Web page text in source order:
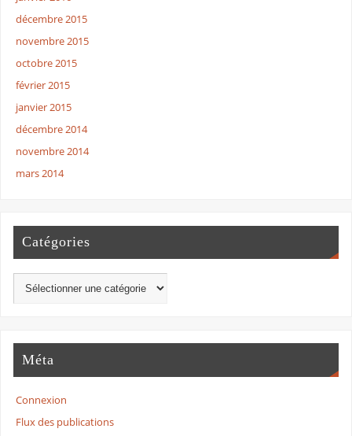
décembre 2015
novembre 2015
octobre 2015
février 2015
janvier 2015
décembre 2014
novembre 2014
mars 2014
Catégories
Méta
Connexion
Flux des publications